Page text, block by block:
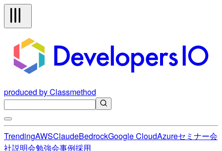
produced by Classmethod
TrendingAWSClaudeBedrockGoogle CloudAzureセミナー会
社説明会勉強会事例採用